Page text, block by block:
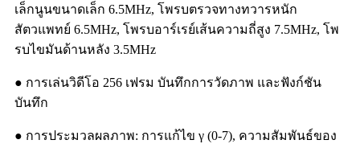
เล็กนูนขนาดเล็ก 6.5MHz, โพรบตรวจทางทวารหนัก
สัตวแพทย์ 6.5MHz, โพรบอาร์เรย์เส้นความถี่สูง 7.5MHz, โพ
รบไขมันด้านหลัง 3.5MHz
● การเล่นวิดีโอ 256 เฟรม บันทึกการวัดภาพ และฟังก์ชัน
บันทึก
● การประมวลผลภาพ: การแก้ไข γ (0-7), ความสัมพันธ์ของ